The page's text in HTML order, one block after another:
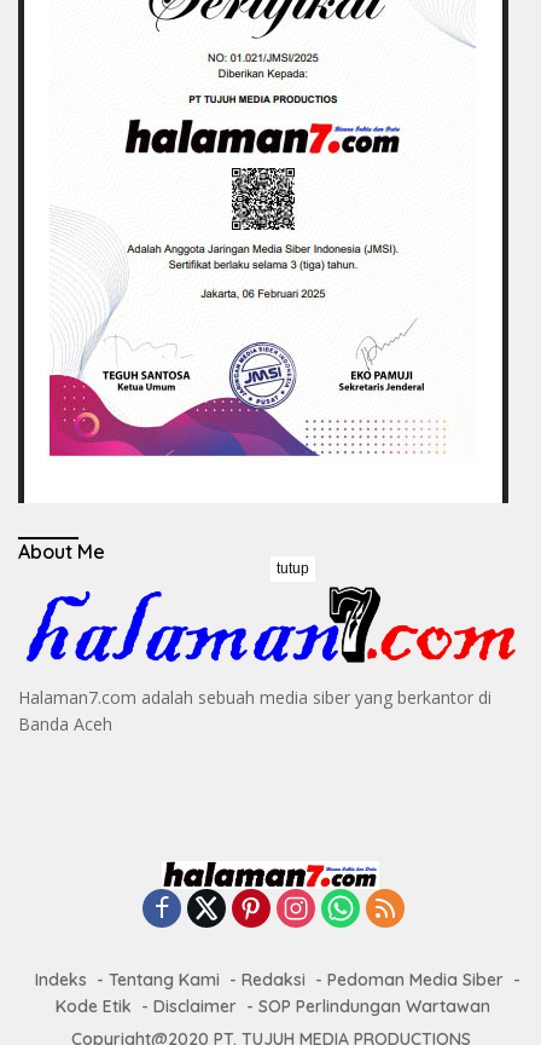
About Me
Halaman7.com adalah sebuah media siber yang berkantor di
Banda Aceh
Indeks Tentang Kami Redaksi
Pedoman Media Siber
Kode Etik
Disclaimer
SOP Perlindungan Wartawan
Copyright@2020 PT. TUJUH MEDIA PRODUCTIONS
tutup